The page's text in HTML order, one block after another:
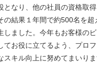
なり、他の社員の資格取
の結果１年間で約500名を
しました。今年もお客様の
てお役に立てるよう、プロ
スキル向上に努めてまいりま